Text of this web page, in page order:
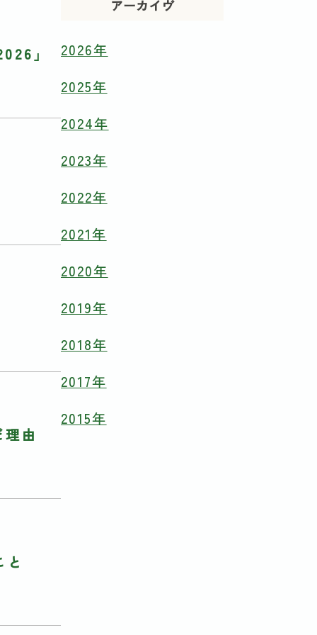
」
由
アーカイヴ
2026年
2025年
2024年
2023年
2022年
2021年
2020年
2019年
2018年
2017年
2015年